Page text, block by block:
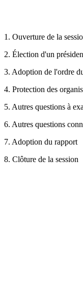
1. Ouverture de la
2. Élection d'un
3. Adoption de l'ordre
4. Protection des
5. Autres questions à
6. Autres questions
7. Adoption du rapport
8. Clôture de la session